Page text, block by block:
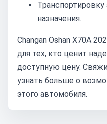
назначения.
Changan Oshan X70A
для тех, кто ценит
доступную цену.
узнать больше о
этого автомобиля.